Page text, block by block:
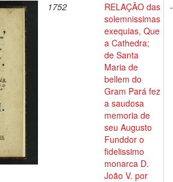
1752
RELAÇÃO das
solemnissimas
exequias, Que
a Cathedra;
de Santa
Maria de
bellem do
Gram Pará fez
a saudosa
memoria de
seu Augusto
Funddor o
fidelissimo
monarca D.
João V. por
-